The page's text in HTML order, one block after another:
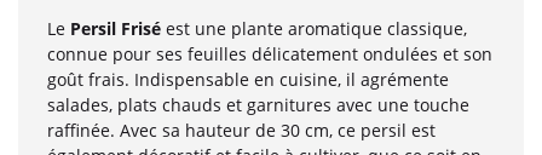
Le Persil Frisé est une plante aromatique classique,
connue pour ses feuilles délicatement ondulées et son
goût frais. Indispensable en cuisine, il agrémente
salades, plats chauds et garnitures avec une touche
raffinée. Avec sa hauteur de 30 cm, ce persil est